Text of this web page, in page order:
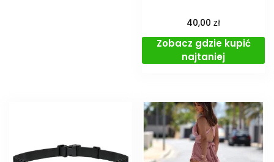
40,00zł
Zobacz gdzie kupić
najtaniej